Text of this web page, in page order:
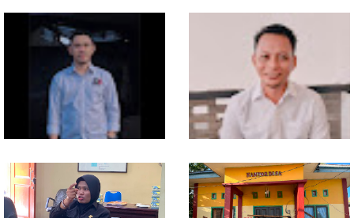
Soal Intervensi Politik,
Langkah Wakil Ketua
Dituding Jadikan
Bendahara Desa Wailoba